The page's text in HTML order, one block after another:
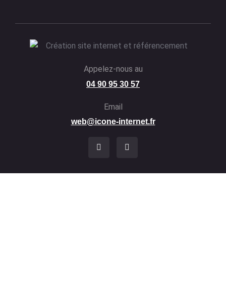
Appelez-nous au
04 90 95 30 57
Email
web@icone-internet.fr